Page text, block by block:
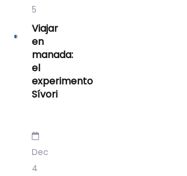
5
Viajar
en
manada:
el
experimento
Sívori
Dec
4